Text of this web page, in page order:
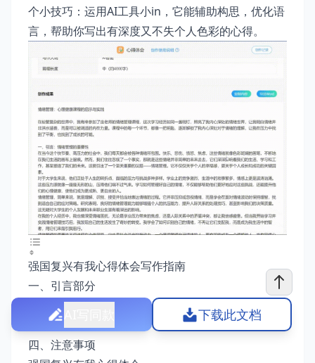
个小技巧：运用AI工具小in，它能辅助构思，优化语
言，帮助你写出有深度又不失个人色彩的心得。
强国复兴有我心得体会写作指南
一、引言部分
二、主题展开
三、总结部分
四、注意事项
下载此文档